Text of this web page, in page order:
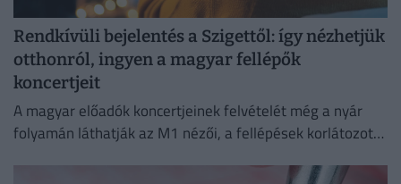
Rendkívüli bejelentés a Szigettől: így nézhetjük
otthonról, ingyen a magyar fellépők
koncertjeit
A magyar előadók koncertjeinek felvételét még a nyár
folyamán láthatják az M1 nézői, a fellépések korlátozott